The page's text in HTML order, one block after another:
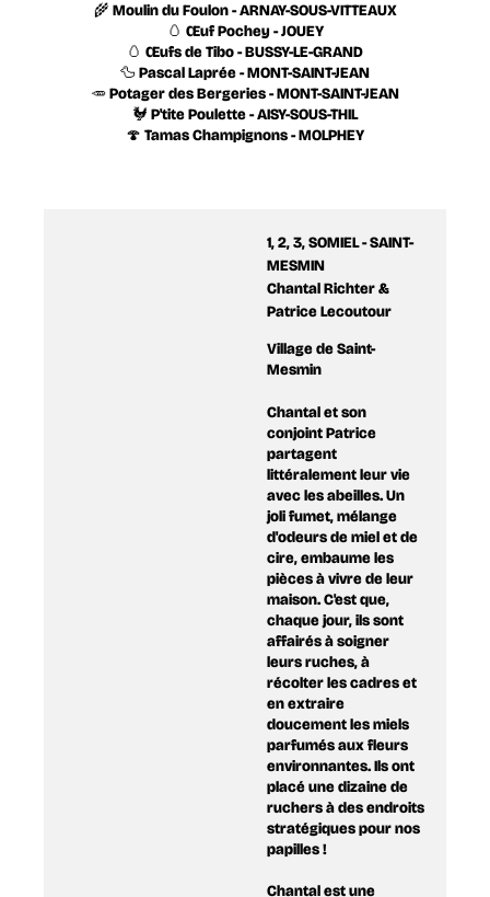
🌾 Moulin du Foulon - ARNAY-SOUS-VITTEAUX
🥚 Œuf Pochey - JOUEY
🥚 Œufs de Tibo - BUSSY-LE-GRAND
🦆 Pascal Laprée - MONT-SAINT-JEAN
🥕 Potager des Bergeries - MONT-SAINT-JEAN
🐓 P'tite Poulette - AISY-SOUS-THIL
🍄 Tamas Champignons - MOLPHEY
1, 2, 3, SOMIEL - SAINT-
MESMIN
Chantal Richter &
Patrice Lecoutour
Village de Saint-
Mesmin
Chantal et son
conjoint Patrice
partagent
littéralement leur vie
avec les abeilles. Un
joli fumet, mélange
d'odeurs de miel et de
cire, embaume les
pièces à vivre de leur
maison. C'est que,
chaque jour, ils sont
affairés à soigner
leurs ruches, à
récolter les cadres et
en extraire
doucement les miels
parfumés aux fleurs
environnantes. Ils ont
placé une dizaine de
ruchers à des endroits
stratégiques pour nos
papilles !
Chantal est une